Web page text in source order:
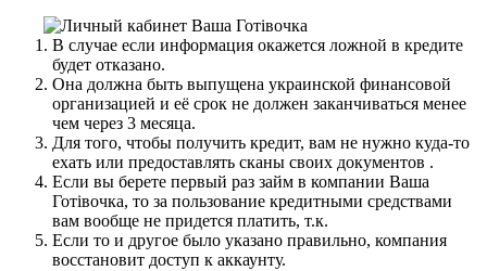
В случае если информация окажется ложной в кредите
будет отказано.
Она должна быть выпущена украинской финансовой
организацией и её срок не должен заканчиваться менее
чем через 3 месяца.
Для того, чтобы получить кредит, вам не нужно куда-то
ехать или предоставлять сканы своих документов .
Если вы берете первый раз займ в компании Ваша
Готівочка, то за пользование кредитными средствами
вам вообще не придется платить, т.к.
Если то и другое было указано правильно, компания
восстановит доступ к аккаунту.